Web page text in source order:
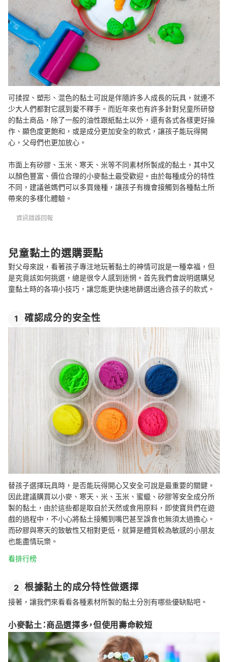
可揉捏、塑形、混色的黏土可說是伴隨許多人成長的玩具，就連不
少大人們都對它感到愛不釋手。而近年來也有許多針對兒童所研發
的黏土商品，除了一般的油性跟紙黏土以外，還有各式各樣更好操
作、顯色度更飽和，或是成分更加安全的款式，讓孩子能玩得開
心，父母們也更加放心。
市面上有矽膠、玉米、寒天、米等不同素材所製成的黏土，其中又
以顏色豐富、價位合理的小麥黏土最受歡迎。由於每種成分的特性
不同，建議爸媽們可以多買幾種，讓孩子有機會接觸到各種黏土所
帶來的多樣化體驗。
資訊錯誤回報
兒童黏土的選購要點
對父母來說，看著孩子專注地玩著黏土的神情可說是一種幸福，但
是究竟該如何挑選，總是很令人感到迷惘。首先我們會說明選購兒
童黏土時的各項小技巧，讓您能更快速地篩選出適合孩子的款式。
1 確認成分的安全性
替孩子選擇玩具時，是否能玩得開心又安全可說是最重要的關鍵。
因此建議購買以小麥、寒天、米、玉米、蜜蠟、矽膠等安全成分所
製的黏土，由於這些都是取自於天然或食用原料，即使寶貝們在遊
戲的過程中，不小心將黏土接觸到嘴巴甚至誤食也無須太過擔心。
而矽膠與寒天的致敏性又相對更低，就算是體質較為敏感的小朋友
也能盡情玩樂。
看排行榜
2 根據黏土的成分特性做選擇
接著，讓我們來看看各種素材所製的黏土分別有哪些優缺點吧。
小麥黏土：商品選擇多，但使用壽命較短